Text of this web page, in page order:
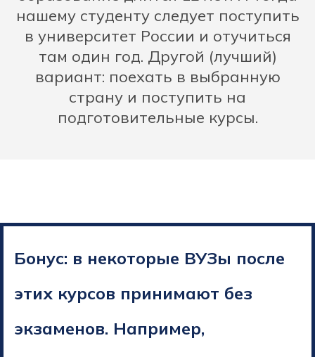
нашему студенту следует поступить
в университет России и отучиться
там один год. Другой (лучший)
вариант: поехать в выбранную
страну и поступить на
подготовительные курсы.
Бонус: в некоторые ВУЗы после
этих курсов принимают без
экзаменов. Например,